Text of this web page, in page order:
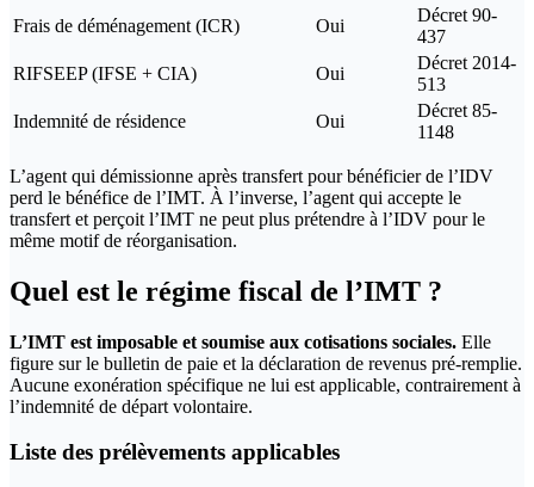
Frais de déménagement (ICR)
Oui
Décret 90-
437
RIFSEEP (IFSE + CIA)
Oui
Décret 2014-
513
Indemnité de résidence
Oui
Décret 85-
1148
L’agent qui démissionne après transfert pour bénéficier de l’IDV
perd le bénéfice de l’IMT. À l’inverse, l’agent qui accepte le
transfert et perçoit l’IMT ne peut plus prétendre à l’IDV pour le
même motif de réorganisation.
Quel est le régime fiscal de l’IMT ?
L’IMT est imposable et soumise aux cotisations sociales. Elle
figure sur le bulletin de paie et la déclaration de revenus pré-remplie.
Aucune exonération spécifique ne lui est applicable, contrairement à
l’indemnité de départ volontaire.
Liste des prélèvements applicables